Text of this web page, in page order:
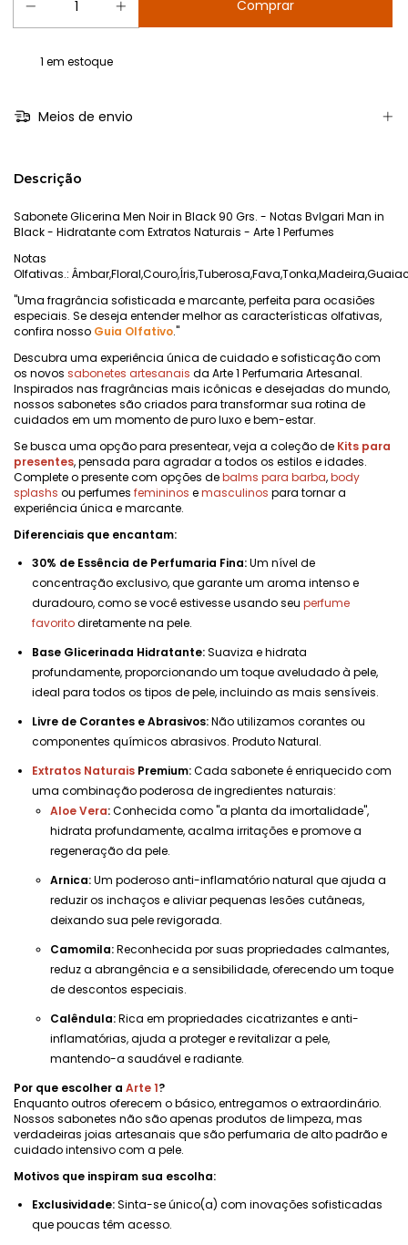
1 em estoque
Meios de envio
Descrição
Sabonete Glicerina Men Noir in Black 90 Grs. - Notas Bvlgari Man in
Black - Hidratante com Extratos Naturais - Arte 1 Perfumes
Notas
Olfativas.:
"Uma fragrância sofisticada e marcante, perfeita para ocasiões
especiais. Se deseja entender melhor as características olfativas,
confira nosso Guia Olfativo."
Descubra uma experiência única de cuidado e sofisticação com
os novos sabonetes artesanais da Arte 1 Perfumaria Artesanal.
Inspirados nas fragrâncias mais icônicas e desejadas do mundo,
nossos sabonetes são criados para transformar sua rotina de
cuidados em um momento de puro luxo e bem-estar.
Se busca uma opção para presentear, veja a coleção de Kits para
presentes, pensada para agradar a todos os estilos e idades.
Complete o presente com opções debalms para barba,body
splashs ou perfumes femininos emasculinos para tornar a
experiência única e marcante.
Diferenciais que encantam:
30% de Essência de Perfumaria Fina:Um nível de
concentração exclusivo, que garante um aroma intenso e
duradouro, como se você estivesse usando seu perfume
favoritodiretamente na pele.
Base Glicerinada Hidratante:Suaviza e hidrata
profundamente, proporcionando um toque aveludado à pele,
ideal para todos os tipos de pele, incluindo as mais sensíveis.
Livre de Corantes e Abrasivos:Não utilizamos corantes ou
componentes químicos abrasivos. Produto Natural.
Extratos Naturais Premium:Cada sabonete é enriquecido com
uma combinação poderosa de ingredientes naturais:
Aloe Vera:Conhecida como "a planta da imortalidade",
hidrata profundamente, acalma irritações e promove a
regeneração da pele.
Arnica:Um poderoso anti-inflamatório natural que ajuda a
reduzir os inchaços e aliviar pequenas lesões cutâneas,
deixando sua pele revigorada.
Camomila:Reconhecida por suas propriedades calmantes,
reduz a abrangência e a sensibilidade, oferecendo um toque
de descontos especiais.
Calêndula:Rica em propriedades cicatrizantes e anti-
inflamatórias, ajuda a proteger e revitalizar a pele,
mantendo-a saudável e radiante.
Por que escolher a Arte 1?
Enquanto outros oferecem o básico, entregamos o extraordinário.
Nossos sabonetes não são apenas produtos de limpeza, mas
verdadeiras joias artesanais que são perfumaria de alto padrão e
cuidado intensivo com a pele.
Motivos que inspiram sua escolha:
Exclusividade:Sinta-se único(a) com inovações sofisticadas
que poucas têm acesso.